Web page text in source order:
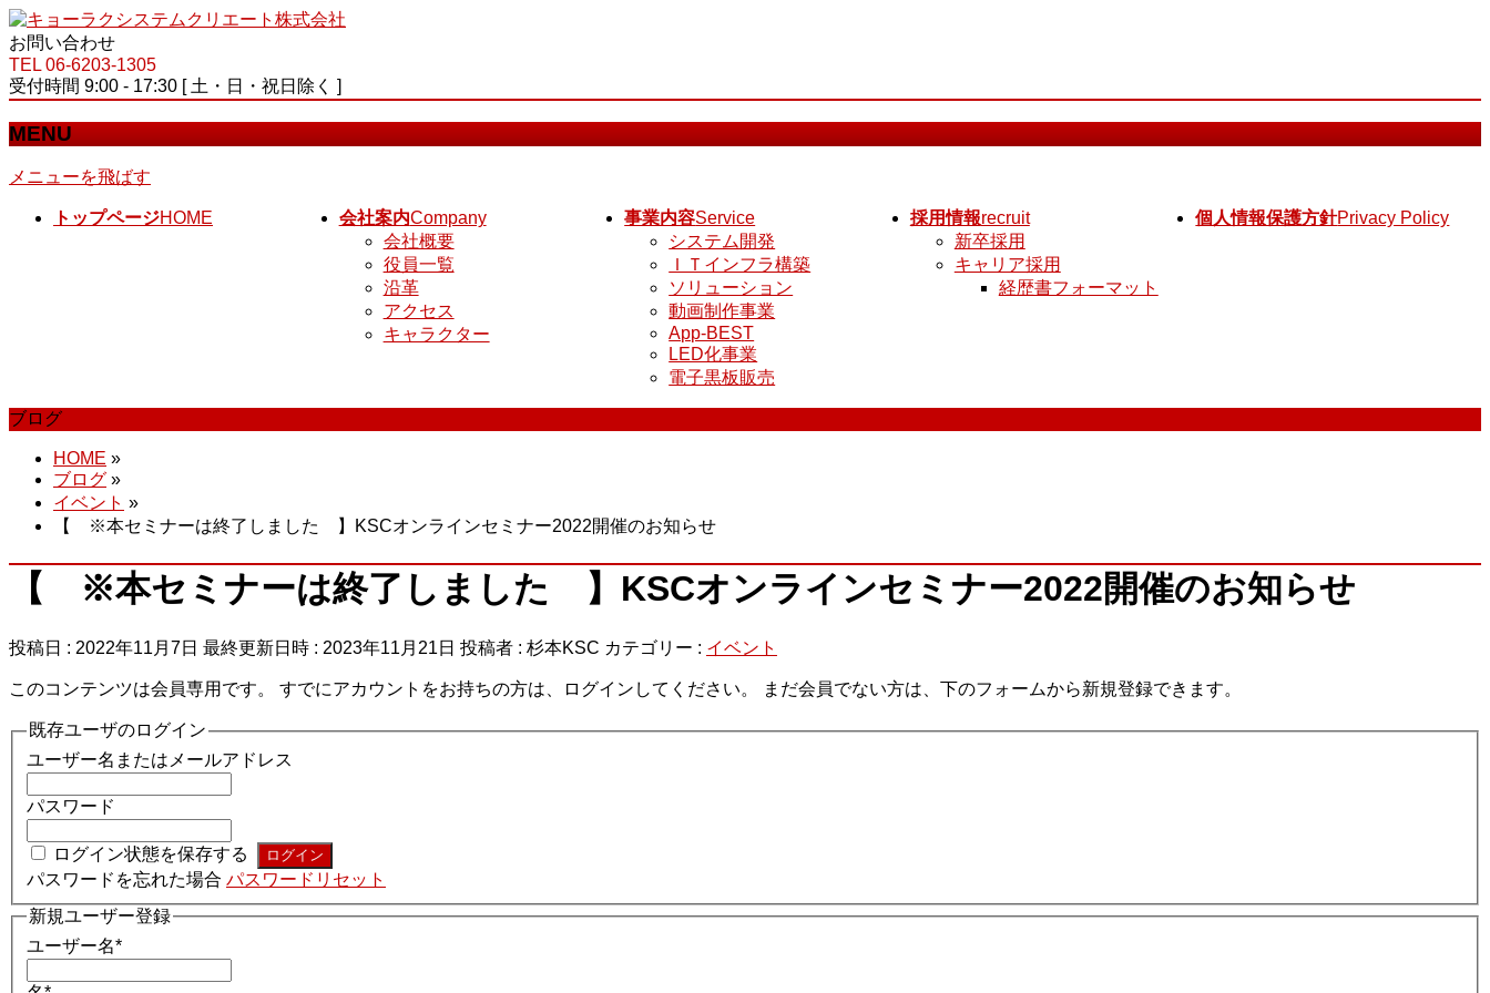
お問い合わせ
TEL 06-6203-1305
受付時間 9:00 - 17:30 [ 土・日・祝日除く ]
MENU
メニューを飛ばす
トップページHOME 会社案内Company
会社概要
役員一覧
沿革
アクセス
キャラクター
事業内容Service
システム開発
ＩＴインフラ構築
ソリューション
動画制作事業
App-BEST
LED化事業
電子黒板販売
採用情報recruit
新卒採用
キャリア採用
経歴書フォーマット
個人情報保護方針Privacy Policy
ブログ
HOME »
ブログ »
イベント »
【 ※本セミナーは終了しました 】KSCオンラインセミナー2022開催のお知らせ
【 ※本セミナーは終了しました 】KSCオンラインセミナー2022開催のお知らせ
投稿日 : 2022年11月7日 最終更新日時 : 2023年11月21日 投稿者 : 杉本KSC カテゴリー : イベント
このコンテンツは会員専用です。 すでにアカウントをお持ちの方は、ログインしてください。 まだ会員でない方は、下のフォームから新規登録できます。
既存ユーザのログイン
ユーザー名またはメールアドレス
パスワード
ログイン状態を保存する
パスワードを忘れた場合 パスワードリセット
新規ユーザー登録
ユーザー名*